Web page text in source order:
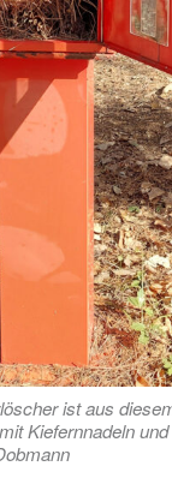
ist aus
Kiefernnadeln